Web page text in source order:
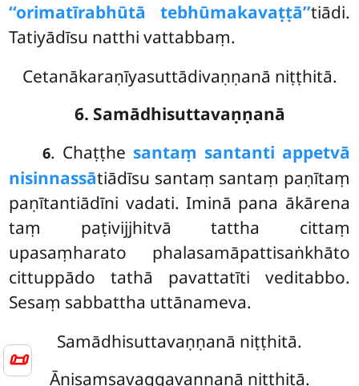
📜
‘‘orimatīrabhūtā tebhūmakavaṭṭā’’tiādi.
Tatiyādīsu natthi vattabbaṃ.
Cetanākaraṇīyasuttādivaṇṇanā niṭṭhitā.
6. Samādhisuttavaṇṇanā
6. Chaṭṭhe santaṃ santanti appetvā
nisinnassātiādīsu santaṃ santaṃ paṇītaṃ
paṇītantiādīni vadati. Iminā pana ākārena
taṃ paṭivijjhitvā tattha cittaṃ
upasaṃharato phalasamāpattisaṅkhāto
cittuppādo tathā pavattatīti veditabbo.
Sesaṃ sabbattha uttānameva.
Samādhisuttavaṇṇanā niṭṭhitā.
Ānisaṃsavaggavaṇṇanā niṭṭhitā.